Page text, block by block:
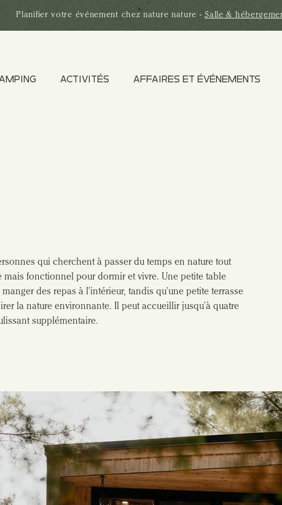
Planifier votreévénement chez nature nature -Salle &
ACTIVITÉS AFFAIRES ET ÉVÉNEMENTS
qui cherchent à passer du temps en nature tout
fonctionnel pour dormir et vivre. Une petite table
des repas à l'intérieur, tandis qu'une petite terrasse
la nature environnante. Il peut accueillir jusqu'à quatre
supplémentaire.